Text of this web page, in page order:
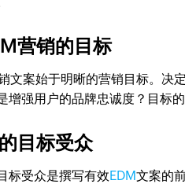
营销的目标
文案始于明晰的营销目标。决
增强用户的品牌忠诚度？目标
目标受众
标受众是撰写有效EDM文案的